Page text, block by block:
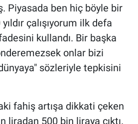
Piyasada ben hiç böyle bir
çalışıyorum ilk defa
kullandı. Bir başka
onlar bizi
sözleriyle tepkisini
fahiş artışa dikkati çeken
liradan 500 bin liraya çıktı.